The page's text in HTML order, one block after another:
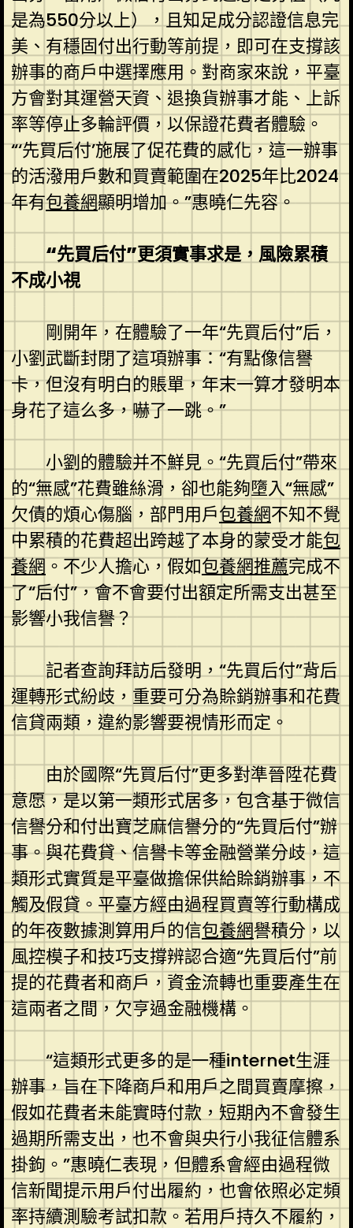
是為550分以上），且知足成分認證信息完
美、有穩固付出行動等前提，即可在支撐該
辦事的商戶中選擇應用。對商家來說，平臺
方會對其運營天資、退換貨辦事才能、上訴
率等停止多輪評價，以保證花費者體驗。
“‘先買后付’施展了促花費的感化，這一辦事
的活潑用戶數和買賣範圍在2025年比2024
年有包養網顯明增加。”惠曉仁先容。
“先買后付”更須實事求是，風險累積
不成小視
剛開年，在體驗了一年“先買后付”后，
小劉武斷封閉了這項辦事：“有點像信譽
卡，但沒有明白的賬單，年末一算才發明本
身花了這么多，嚇了一跳。”
小劉的體驗并不鮮見。“先買后付”帶來
的“無感”花費雖絲滑，卻也能夠墮入“無感”
欠債的煩心傷腦，部門用戶包養網不知不覺
中累積的花費超出跨越了本身的蒙受才能包
養網。不少人擔心，假如包養網推薦完成不
了“后付”，會不會要付出額定所需支出甚至
影響小我信譽？
記者查詢拜訪后發明，“先買后付”背后
運轉形式紛歧，重要可分為賒銷辦事和花費
信貸兩類，違約影響要視情形而定。
由於國際“先買后付”更多對準晉陞花費
意愿，是以第一類形式居多，包含基于微信
信譽分和付出寶芝麻信譽分的“先買后付”辦
事。與花費貸、信譽卡等金融營業分歧，這
類形式實質是平臺做擔保供給賒銷辦事，不
觸及假貸。平臺方經由過程買賣等行動構成
的年夜數據測算用戶的信包養網譽積分，以
風控模子和技巧支撐辨認合適“先買后付”前
提的花費者和商戶，資金流轉也重要產生在
這兩者之間，欠亨過金融機構。
“這類形式更多的是一種internet生涯
辦事，旨在下降商戶和用戶之間買賣摩擦，
假如花費者未能實時付款，短期內不會發生
過期所需支出，也不會與央行小我征信體系
掛鉤。”惠曉仁表現，但體系會經由過程微
信新聞提示用戶付出履約，也會依照必定頻
率持續測驗考試扣款。若用戶持久不履約，